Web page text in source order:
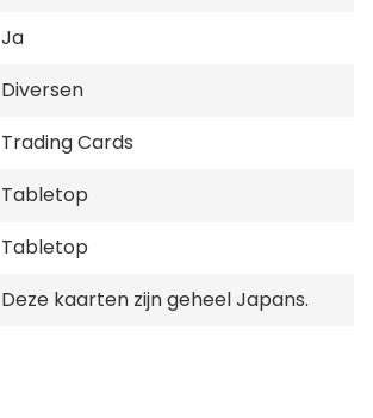
Ja
Diversen
Trading Cards
Tabletop
Tabletop
Deze kaarten zijn geheel Japans.